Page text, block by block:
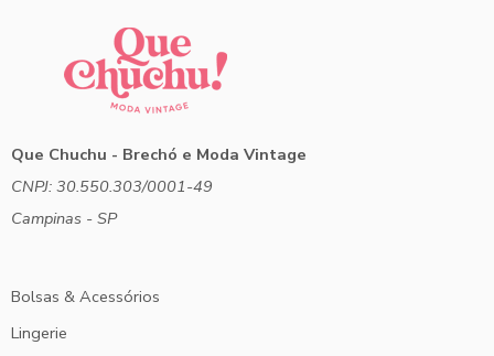
Que Chuchu - Brechó e Moda Vintage
CNPJ: 30.550.303/0001-49
Campinas - SP
Bolsas & Acessórios
Lingerie